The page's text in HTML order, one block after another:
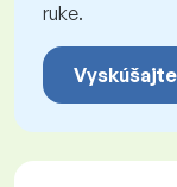
ruke.